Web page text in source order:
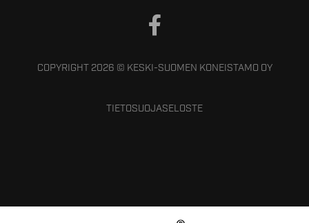
COPYRIGHT 2026 © KESKI-SUOMEN KONEISTAMO OY
TIETOSUOJASELOSTE